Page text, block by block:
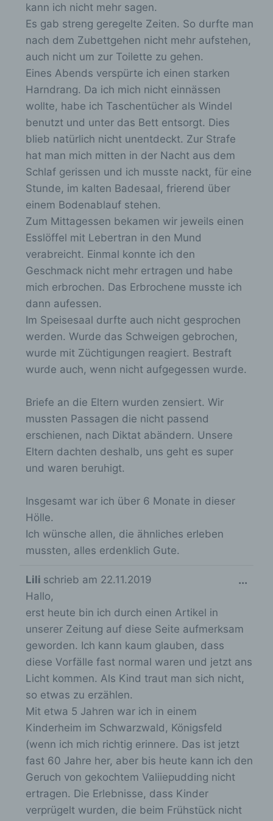
kann ich nicht mehr sagen.
Es gab streng geregelte Zeiten. So durfte man
nach dem Zubettgehen nicht mehr aufstehen,
auch nicht um zur Toilette zu gehen.
Eines Abends verspürte ich einen starken
Harndrang. Da ich mich nicht einnässen
wollte, habe ich Taschentücher als Windel
benutzt und unter das Bett entsorgt. Dies
blieb natürlich nicht unentdeckt. Zur Strafe
hat man mich mitten in der Nacht aus dem
Schlaf gerissen und ich musste nackt, für eine
Stunde, im kalten Badesaal, frierend über
einem Bodenablauf stehen.
Zum Mittagessen bekamen wir jeweils einen
Esslöffel mit Lebertran in den Mund
verabreicht. Einmal konnte ich den
Geschmack nicht mehr ertragen und habe
mich erbrochen. Das Erbrochene musste ich
dann aufessen.
Im Speisesaal durfte auch nicht gesprochen
werden. Wurde das Schweigen gebrochen,
wurde mit Züchtigungen reagiert. Bestraft
wurde auch, wenn nicht aufgegessen wurde.
Briefe an die Eltern wurden zensiert. Wir
mussten Passagen die nicht passend
erschienen, nach Diktat abändern. Unsere
Eltern dachten deshalb, uns geht es super
und waren beruhigt.
Insgesamt war ich über 6 Monate in dieser
Hölle.
Ich wünsche allen, die ähnliches erleben
mussten, alles erdenklich Gute.
e
n
Lili schrieb am 22.11.2019
Hallo,
erst heute bin ich durch einen Artikel in
unserer Zeitung auf diese Seite aufmerksam
geworden. Ich kann kaum glauben, dass
diese Vorfälle fast normal waren und jetzt ans
Licht kommen. Als Kind traut man sich nicht,
so etwas zu erzählen.
Mit etwa 5 Jahren war ich in einem
Kinderheim im Schwarzwald, Königsfeld
(wenn ich mich richtig erinnere. Das ist jetzt
fast 60 Jahre her, aber bis heute kann ich den
Geruch von gekochtem Valiiepudding nicht
ertragen. Die Erlebnisse, dass Kinder
verprügelt wurden, die beim Frühstück nicht
...
M
x
Durch eine Registrierung auf der Internetseite des
für die Verarbeitung Verantwortlichen wird ferner
die vom Internet-Service-Provider (ISP) der
betroffenen Person vergebene IP-Adresse, das
Datum sowie die Uhrzeit der Registrierung
gespeichert. Die Speicherung dieser Daten erfolgt
vor dem Hintergrund, dass nur so der Missbrauch
unserer Dienste verhindert werden kann, und
diese Daten im Bedarfsfall ermöglichen,
begangene Straftaten aufzuklären. Insofern ist die
Speicherung dieser Daten zur Absicherung des für
die Verarbeitung Verantwortlichen erforderlich.
Eine Weitergabe dieser Daten an Dritte erfolgt
Pflicht zur Weitergabe besteht oder die Weitergabe
der Strafverfolgung dient.
Die Registrierung der betroffenen Person unter
freiwilliger Angabe personenbezogener Daten
dient dem für die Verarbeitung Verantwortlichen
dazu, der betroffenen Person Inhalte oder
Leistungen anzubieten, die aufgrund der Natur der
Sache nur registrierten Benutzern angeboten
werden können. Registrierten Personen steht die
angegebenen personenbezogenen Daten
jederzeit abzuändern oder vollständig aus dem
Datenbestand des für die Verarbeitung
Verantwortlichen löschen zu lassen.
Der für die Verarbeitung Verantwortliche erteilt
Daten über die betroffene Person gespeichert sind.
Ferner berichtigt oder löscht der für die
Verarbeitung Verantwortliche personenbezogene
Daten auf Wunsch oder Hinweis der betroffenen
Person, soweit dem keine gesetzlichen
Aufbewahrungspflichten entgegenstehen. Die
Gesamtheit der Mitarbeiter des für die Verarbeitung
diesem Zusammenhang als Ansprechpartner zur
Verfügung.
Kontaktmöglichkeit über die Internetseite
gesetzlichen Vorschriften Angaben, die eine
schnelle elektronische Kontaktaufnahme zu
unserem Unternehmen sowie eine unmittelbare
Kommunikation mit uns ermöglichen, was
ebenfalls eine allgemeine Adresse der
sogenannten elektronischen Post (E-Mail-
Adresse) umfasst. Sofern eine betroffene
Person per E-Mail oder über ein
Kontaktformular den Kontakt mit dem für die
werden die von der betroffenen Person
übermittelten personenbezogenen Daten
automatisch gespeichert. Solche auf freiwilliger
Basis von einer betroffenen Person an den für
die Verarbeitung Verantwortlichen übermittelten
personenbezogenen Daten werden für Zwecke
der Bearbeitung oder der Kontaktaufnahme zur
betroffenen Person gespeichert. Es erfolgt
keine Weitergabe dieser personenbezogenen
Daten an Dritte.